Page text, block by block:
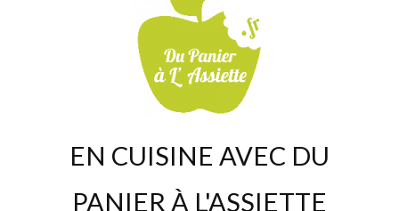
EN CUISINE AVEC DU
PANIER À L'ASSIETTE